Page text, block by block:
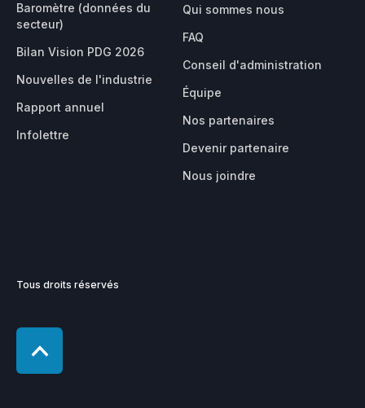
Baromètre (données du
secteur)
Bilan Vision PDG 2026
Nouvelles de l'industrie
Rapport annuel
Infolettre
Qui sommes nous
FAQ
Conseil d'administration
Équipe
Nos partenaires
Devenir partenaire
Nous joindre
Tous droits réservés